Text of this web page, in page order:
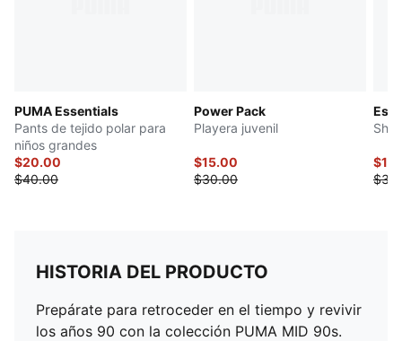
PUMA Essentials
Pants de tejido polar para
niños grandes
$20.00
$40.00
Power Pack
Playera juvenil
$15.00
$30.00
HISTORIA DEL PRODUCTO
Prepárate para retroceder en el tiempo y revivir
los años 90 con la colección PUMA MID 90s.